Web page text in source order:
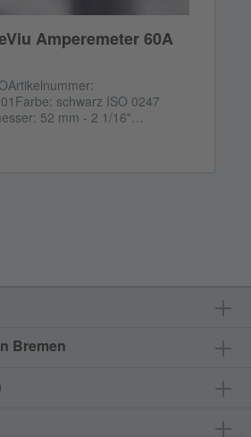
Amperemeter 60A
schwarz ISO 0247
52 mm - 2 1/16"
-60 to +60 mV CANBus
Bremen